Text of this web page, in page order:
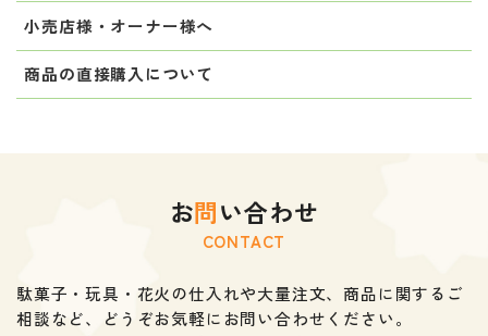
小売店様・オーナー様へ
商品の直接購入について
お問い合わせ
CONTACT
駄菓子・玩具・花火の仕入れや大量注文、商品に関するご
相談など、
どうぞお気軽にお問い合わせください。